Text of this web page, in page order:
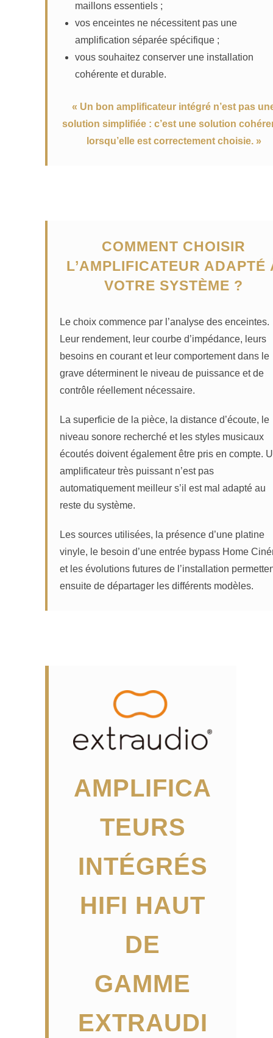
maillons essentiels ;
vos enceintes ne nécessitent pas une
amplification séparée spécifique ;
vous souhaitez conserver une installation
cohérente et durable.
« Un bon amplificateur intégré n’est pas
solution simplifiée : c’est une solution
lorsqu’elle est correctement choisie. »
COMMENT CHOISIR
L’AMPLIFICATEUR ADAPTÉ
VOTRE SYSTÈME ?
Le choix commence par l’analyse des enceintes.
Leur rendement, leur courbe d’impédance, leurs
besoins en courant et leur comportement dans le
grave déterminent le niveau de puissance et de
contrôle réellement nécessaire.
La superficie de la pièce, la distance d’écoute, le
niveau sonore recherché et les styles musicaux
écoutés doivent également être pris en compte.
amplificateur très puissant n’est pas
automatiquement meilleur s’il est mal adapté au
reste du système.
Les sources utilisées, la présence d’une platine
vinyle, le besoin d’une entrée bypass Home
et les évolutions futures de l’installation
ensuite de départager les différents modèles.
AMPLIFICA
TEURS
INTÉGRÉS
HIFI HAUT
DE
GAMME
EXTRAUDI